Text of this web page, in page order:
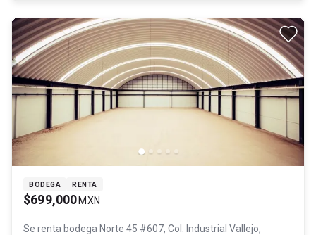
BODEGA RENTA
$699,000 MXN
Se renta bodega Norte 45 #607, Col. Industrial Vallejo,